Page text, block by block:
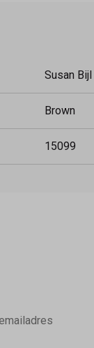
Susan Bijl
Brown
15099